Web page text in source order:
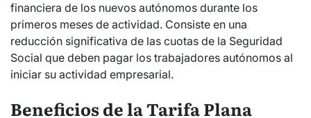
financiera de los nuevos autónomos durante los
primeros meses de actividad. Consiste en una
reducción significativa de las cuotas de la Seguridad
Social que deben pagar los trabajadores autónomos al
iniciar su actividad empresarial.
Beneficios de la Tarifa Plana